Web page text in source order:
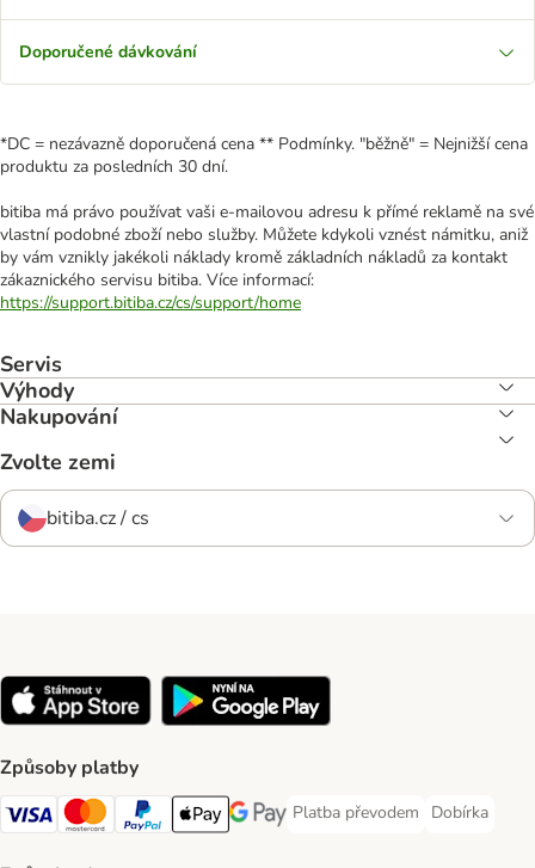
Doporučené dávkování
*DC = nezávazně doporučená cena ** Podmínky. "běžně" = Nejnižší cena
produktu za posledních 30 dní.
bitiba má právo používat vaši e-mailovou adresu k přímé reklamě na své
vlastní podobné zboží nebo služby. Můžete kdykoli vznést námitku, aniž
by vám vznikly jakékoli náklady kromě základních nákladů za kontakt
zákaznického servisu bitiba. Více informací:
https://support.bitiba.cz/cs/support/home
Servis
Výhody
Nakupování
Zvolte zemi
bitiba.cz / cs
Způsoby platby
Visa Payment Method
mastercard Payment Method
PayPal Payment Method
Apple pay Payment Method
Google Pay Payment Method
Platba převodem
Platba převodem Payment
Dobírka
Dobírka